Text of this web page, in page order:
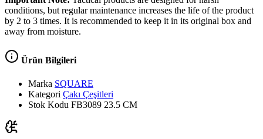
conditions, but regular maintenance increases the life of the product
by 2 to 3 times. It is recommended to keep it in its original box and
away from moisture.
Ürün Bilgileri
Marka SQUARE
Kategori Çakı Çeşitleri
Stok Kodu FB3089 23.5 CM